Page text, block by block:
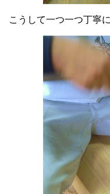
こうして一つ一つ丁寧